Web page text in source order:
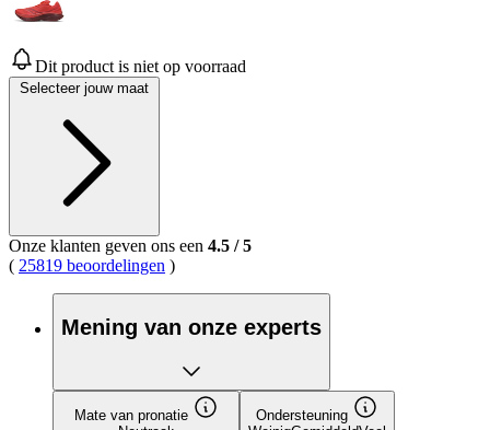
Read
54
Reviews.
Dezelfde
paginalink.
Dit product is niet op voorraad
Selecteer jouw maat
Onze klanten geven ons een 4.5 /5
( 25819 beoordelingen )
Mening van onze experts
Mate van pronatie
Ondersteuning